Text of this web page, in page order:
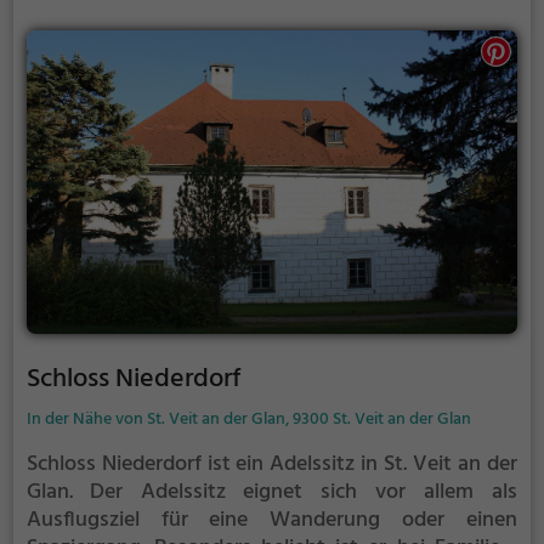
Schloss Niederdorf
In der Nähe von St. Veit an der Glan, 9300 St. Veit an der Glan
Schloss Niederdorf ist ein Adelssitz in St. Veit an der
Glan. Der Adelssitz eignet sich vor allem als
Ausflugsziel für eine Wanderung oder einen